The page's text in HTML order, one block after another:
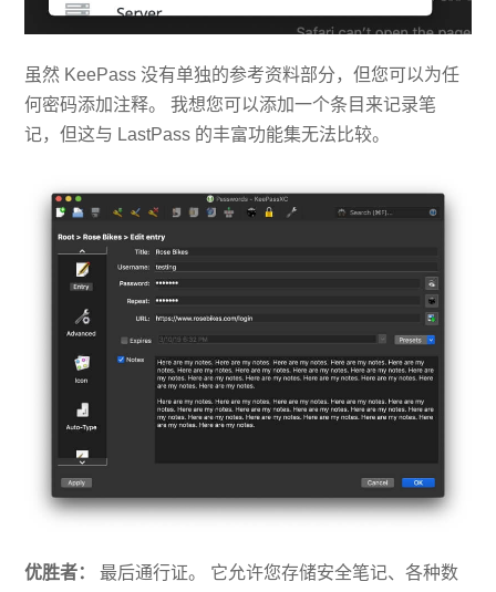
虽然 KeePass 没有单独的参考资料部分，但您可以为任
何密码添加注释。 我想您可以添加一个条目来记录笔
记，但这与 LastPass 的丰富功能集无法比较。
优胜者：
最后通行证。 它允许您存储安全笔记、各种数